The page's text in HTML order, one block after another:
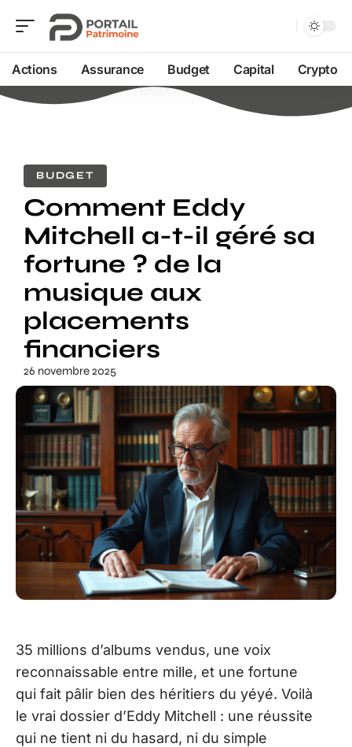
Actions Assurance Budget Capital Crypto
BUDGET
Comment Eddy
Mitchell a-t-il géré sa
fortune ? de la
musique aux
placements
financiers
26 novembre 2025
35 millions d’albums vendus, une voix
reconnaissable entre mille, et une fortune
qui fait pâlir bien des héritiers du yéyé. Voilà
le vrai dossier d’Eddy Mitchell : une réussite
qui ne tient ni du hasard, ni du simple